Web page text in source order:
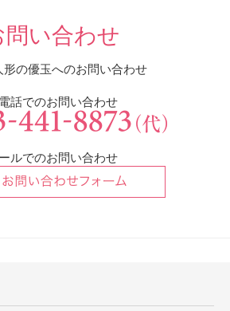
問い合わせ
形の優玉へのお問い合わせ
話でのお問い合わせ
ルでのお問い合わせ